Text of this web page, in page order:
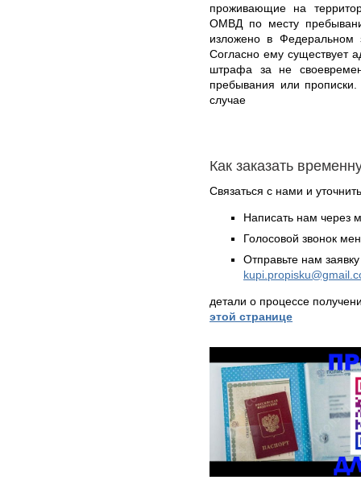
проживающие на
ОМВД по месту
изложено в
Согласно ему существует
штрафа за не
пребывания или
случае
Как заказать
Связаться с нами и
Написать нам через
Голосовой звонок
Отправьте нам
детали о процессе
этой странице